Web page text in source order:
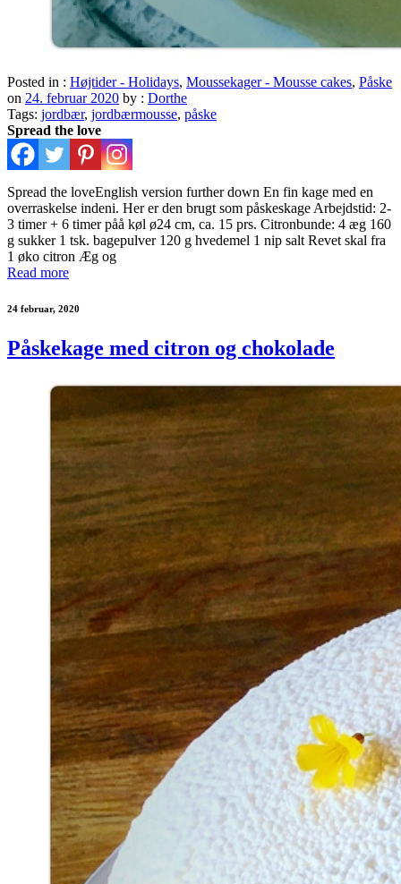
Posted in : Højtider - Holidays, Moussekager - Mousse cakes, Påske
on 24. februar 2020 by : Dorthe
Tags: jordbær, jordbærmousse, påske
Spread the love
Spread the loveEnglish version further down En fin kage med en
overraskelse indeni. Her er den brugt som påskeskage Arbejdstid: 2-
3 timer + 6 timer påå køl ø24 cm, ca. 15 prs. Citronbunde: 4 æg 160
g sukker 1 tsk. bagepulver 120 g hvedemel 1 nip salt Revet skal fra
1 øko citron Æg og
Read more
24 februar, 2020
Påskekage med citron og chokolade